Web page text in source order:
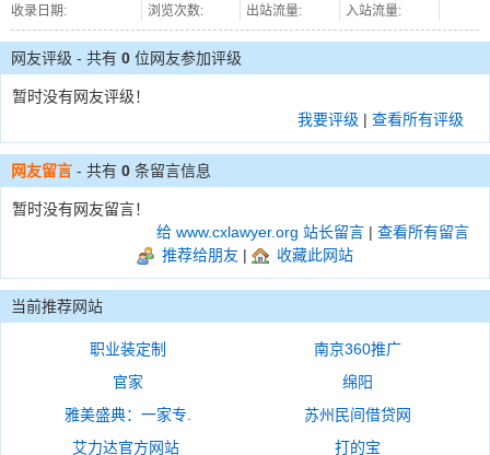
收录日期: 浏览次数: 出站流量: 入站流量:
网友评级 - 共有 0 位网友参加评级
暂时没有网友评级！
我要评级 | 查看所有评级
网友留言 - 共有 0 条留言信息
暂时没有网友留言！
给 www.cxlawyer.org 站长留言 | 查看所有留言
推荐给朋友 | 收藏此网站
当前推荐网站
职业装定制
南京360推广
官家
绵阳
雅美盛典：一家专.
苏州民间借贷网
艾力达官方网站
打的宝